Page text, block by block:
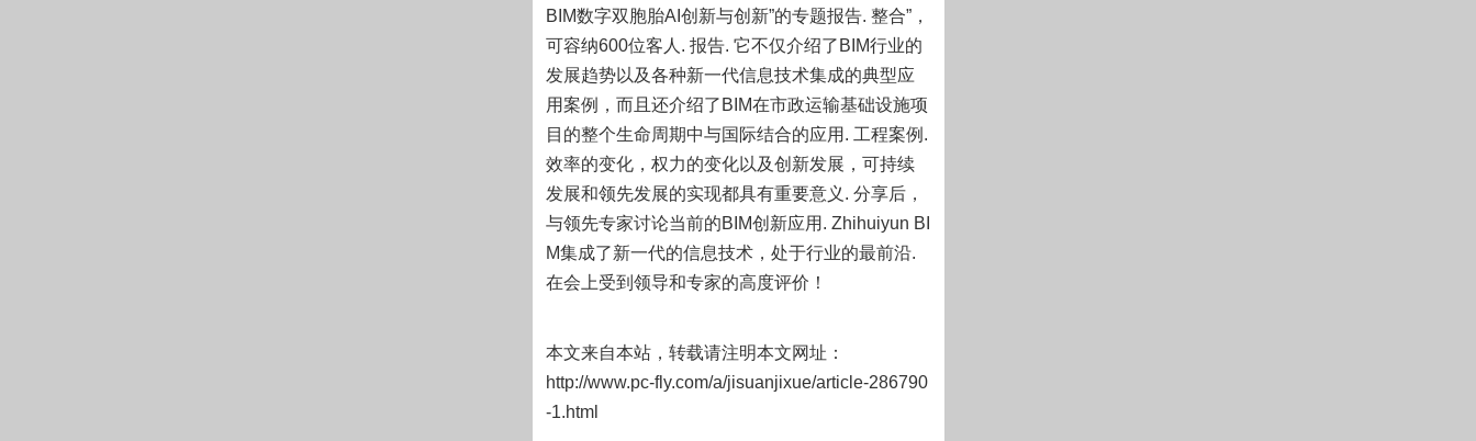
BIM数字双胞胎AI创新与创新”的专题报告. 整合”，
可容纳600位客人. 报告. 它不仅介绍了BIM行业的
发展趋势以及各种新一代信息技术集成的典型应
用案例，而且还介绍了BIM在市政运输基础设施项
目的整个生命周期中与国际结合的应用. 工程案例.
效率的变化，权力的变化以及创新发展，可持续
发展和领先发展的实现都具有重要意义. 分享后，
与领先专家讨论当前的BIM创新应用. Zhihuiyun BI
M集成了新一代的信息技术，处于行业的最前沿.
在会上受到领导和专家的高度评价！
本文来自本站，转载请注明本文网址：
http://www.pc-fly.com/a/jisuanjixue/article-286790
-1.html